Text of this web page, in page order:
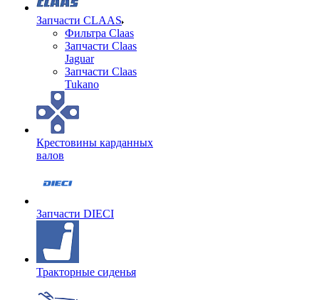
Запчасти CLAAS
Фильтра Claas
Запчасти Claas
Jaguar
Запчасти Claas
Tukano
Крестовины карданных
валов
Запчасти DIECI
Тракторные сиденья